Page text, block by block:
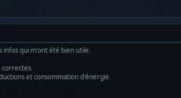
infos qui m'ont été bien utile.
correctes.
et consommation d'énergie.